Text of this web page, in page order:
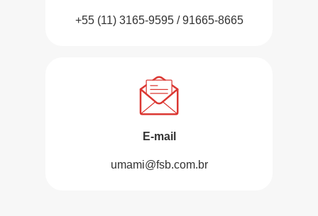
+55 (11) 3165-9595 / 91665-8665
E-mail
umami@fsb.com.br